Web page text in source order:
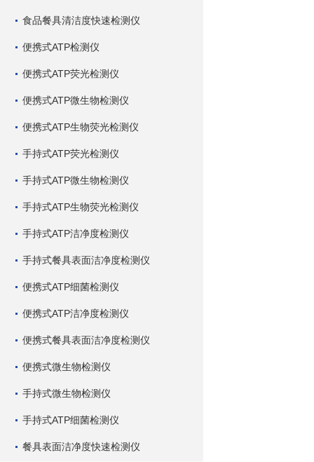
食品餐具清洁度快速检测仪
便携式ATP检测仪
便携式ATP荧光检测仪
便携式ATP微生物检测仪
便携式ATP生物荧光检测仪
手持式ATP荧光检测仪
手持式ATP微生物检测仪
手持式ATP生物荧光检测仪
手持式ATP洁净度检测仪
手持式餐具表面洁净度检测仪
便携式ATP细菌检测仪
便携式ATP洁净度检测仪
便携式餐具表面洁净度检测仪
便携式微生物检测仪
手持式微生物检测仪
手持式ATP细菌检测仪
餐具表面洁净度快速检测仪